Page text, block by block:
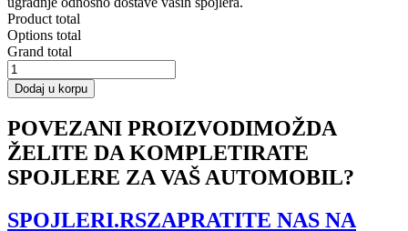
Product total
Options total
Grand total
Rear
Side
Splitters
S3
/
A3
S-
8V
Dodaj u korpu
POVEZANI PROIZVODIMOŽDA
ŽELITE DA KOMPLETIRATE
SPOJLERE ZA VAŠ AUTOMOBIL?
SPOJLERI.RSZAPRATITE NAS NA